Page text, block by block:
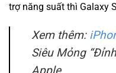
trợ năng suất thì Galaxy
Xem thêm:
Siêu Mỏng
Apple